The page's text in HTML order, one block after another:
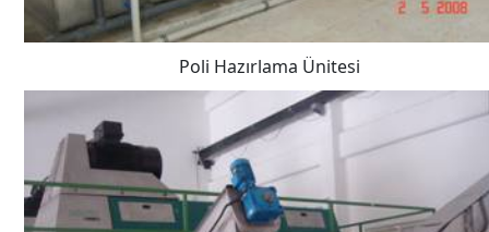
Poli Hazırlama Ünitesi